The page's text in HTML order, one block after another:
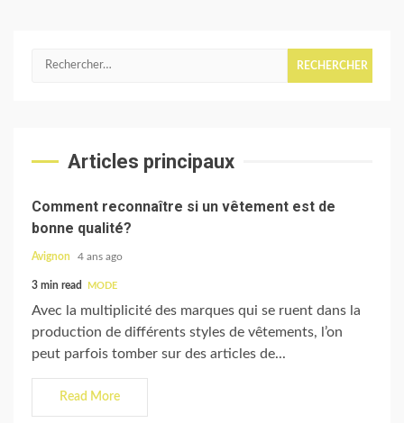
Rechercher :
Articles principaux
Comment reconnaître si un vêtement est de
bonne qualité?
Avignon 4 ans ago
3 min read MODE
Avec la multiplicité des marques qui se ruent dans la
production de différents styles de vêtements, l’on
peut parfois tomber sur des articles de...
Read More